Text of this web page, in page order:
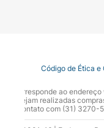
19 Código de Ética e
corresponde ao
sejam realizadas
em contato com (31) 3270-